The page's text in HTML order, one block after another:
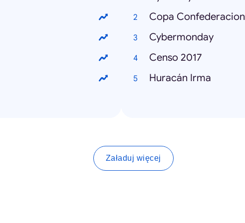
Copa
Cybermonday
Censo 2017
Huracán Irma
Załaduj więcej